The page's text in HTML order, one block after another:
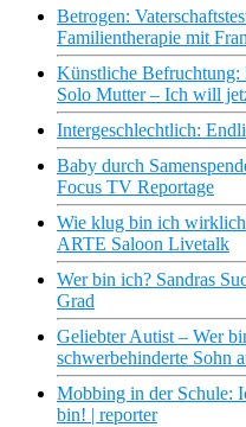
Betrogen:
Familientherapie mit
Künstliche
Solo Mutter – Ich will
Intergeschlechtlich:
Baby durch
Focus TV Reportage
Wie klug bin ich
ARTE Saloon Livetalk
Wer bin ich? Sandras
Grad
Geliebter Autist – Wer
schwerbehinderte Sohn
Mobbing in der Schule:
bin! | reporter